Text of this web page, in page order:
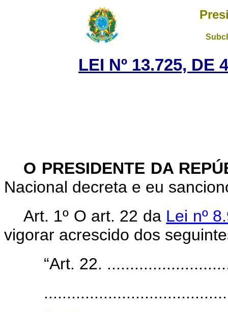
LEI Nº 13.725, DE
O PRESIDENTE DA
Nacional decreta e eu
Art. 1º O art. 22 da Lei nº
vigorar acrescido dos
“Art. 22.